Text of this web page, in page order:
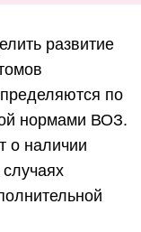
развитие
по
нормами ВОЗ.
о наличии